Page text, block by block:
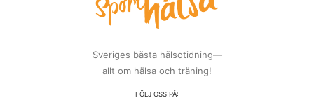
Sveriges bästa hälsotidning—
allt om hälsa och träning!
FÖLJ OSS PÅ: